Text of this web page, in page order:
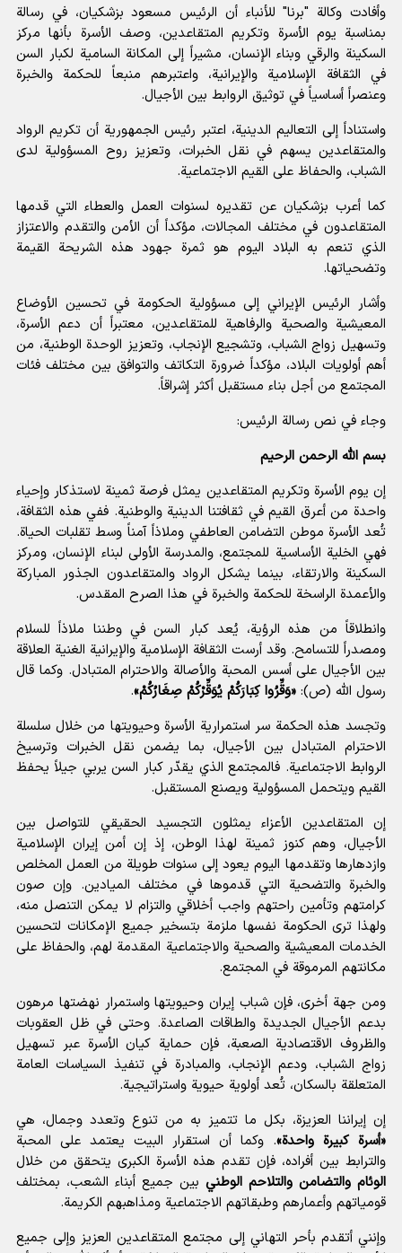
وأفادت وكالة "برنا" للأنباءأن الرئيس مسعود بزشكيان، في رسالة
بمناسبة يوم الأسرة وتكريم المتقاعدين، وصف الأسرة بأنها مركز
السكينة والرقي وبناء الإنسان، مشيراً إلى المكانة السامية لكبار السن
في الثقافة الإسلامية والإيرانية، واعتبرهم منبعاً للحكمة والخبرة
وعنصراً أساسياً في توثيق الروابط بين الأجيال.
واستناداً إلى التعاليم الدينية، اعتبر رئيس الجمهورية أن تكريم الرواد
والمتقاعدين يسهم في نقل الخبرات، وتعزيز روح المسؤولية لدى
الشباب، والحفاظ على القيم الاجتماعية.
كما أعرب بزشكيان عن تقديره لسنوات العمل والعطاء التي قدمها
المتقاعدون في مختلف المجالات، مؤكداً أن الأمن والتقدم والاعتزاز
الذي تنعم به البلاد اليوم هو ثمرة جهود هذه الشريحة القيمة
وتضحياتها.
وأشار الرئيس الإيراني إلى مسؤولية الحكومة في تحسين الأوضاع
المعيشية والصحية والرفاهية للمتقاعدين، معتبراً أن دعم الأسرة،
وتسهيل زواج الشباب، وتشجيع الإنجاب، وتعزيز الوحدة الوطنية، من
أهم أولويات البلاد، مؤكداً ضرورة التكاتف والتوافق بين مختلف فئات
المجتمع من أجل بناء مستقبل أكثر إشراقاً.
وجاء في نص رسالة الرئيس:
بسم الله الرحمن الرحيم
إن يوم الأسرة وتكريم المتقاعدين يمثل فرصة ثمينة لاستذكار وإحياء
واحدة من أعرق القيم في ثقافتنا الدينية والوطنية. ففي هذه الثقافة،
تُعد الأسرة موطن التضامن العاطفي وملاذاً آمناً وسط تقلبات الحياة.
فهي الخلية الأساسية للمجتمع، والمدرسة الأولى لبناء الإنسان، ومركز
السكينة والارتقاء، بينما يشكل الرواد والمتقاعدون الجذور المباركة
والأعمدة الراسخة للحكمة والخبرة في هذا الصرح المقدس.
وانطلاقاً من هذه الرؤية، يُعد كبار السن في وطننا ملاذاً للسلام
ومصدراً للتسامح. وقد أرست الثقافة الإسلامية والإيرانية الغنية العلاقة
بين الأجيال على أسس المحبة والأصالة والاحترام المتبادل. وكما قال
رسول الله (ص): «وَقِّرُوا كِبَارَكُمْ يُوَقِّرْكُمْ صِغَارُكُمْ».
وتجسد هذه الحكمة سر استمرارية الأسرة وحيويتها من خلال سلسلة
الاحترام المتبادل بين الأجيال، بما يضمن نقل الخبرات وترسيخ
الروابط الاجتماعية. فالمجتمع الذي يقدّر كبار السن يربي جيلاً يحفظ
القيم ويتحمل المسؤولية ويصنع المستقبل.
إن المتقاعدين الأعزاء يمثلون التجسيد الحقيقي للتواصل بين
الأجيال، وهم كنوز ثمينة لهذا الوطن، إذ إن أمن إيران الإسلامية
وازدهارها وتقدمها اليوم يعود إلى سنوات طويلة من العمل المخلص
والخبرة والتضحية التي قدموها في مختلف الميادين. وإن صون
كرامتهم وتأمين راحتهم واجب أخلاقي والتزام لا يمكن التنصل منه،
ولهذا ترى الحكومة نفسها ملزمة بتسخير جميع الإمكانات لتحسين
الخدمات المعيشية والصحية والاجتماعية المقدمة لهم، والحفاظ على
مكانتهم المرموقة في المجتمع.
ومن جهة أخرى، فإن شباب إيران وحيويتها واستمرار نهضتها مرهون
بدعم الأجيال الجديدة والطاقات الصاعدة. وحتى في ظل العقوبات
والظروف الاقتصادية الصعبة، فإن حماية كيان الأسرة عبر تسهيل
زواج الشباب، ودعم الإنجاب، والمبادرة في تنفيذ السياسات العامة
المتعلقة بالسكان، تُعد أولوية حيوية واستراتيجية.
إن إيراننا العزيزة، بكل ما تتميز به من تنوع وتعدد وجمال، هي
«أسرة كبيرة واحدة». وكما أن استقرار البيت يعتمد على المحبة
والترابط بين أفراده، فإن تقدم هذه الأسرة الكبرى يتحقق من خلال
الوئام والتضامن والتلاحم الوطني بين جميع أبناء الشعب، بمختلف
قومياتهم وأعمارهم وطبقاتهم الاجتماعية ومذاهبهم الكريمة.
وإنني أتقدم بأحر التهاني إلى مجتمع المتقاعدين العزيز وإلى جميع